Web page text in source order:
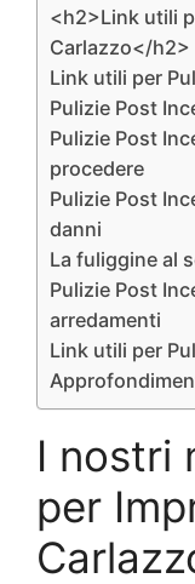
<h2>Link utili
Carlazzo</h2>
Link utili per
Pulizie Post
Pulizie Post
procedere
Pulizie Post
danni
La fuliggine al
Pulizie Post
arredamenti
Link utili per
I nostri
per